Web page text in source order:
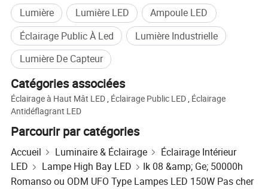
Lumière Lumière LED
Ampoule LED
Éclairage Public À Led
Lumière Industrielle
Lumière De Capteur
Catégories associées
Éclairage à Haut Mât LED, Éclairage Public LED, Éclairage
Antidéflagrant LED
Parcourir par catégories
Accueil Luminaire & Éclairage
Éclairage Intérieur
LED
Lampe High Bay LED
Ik 08 &amp; Ge; 50000h
Romanso ou ODM UFO Type Lampes LED 150W Pas cher